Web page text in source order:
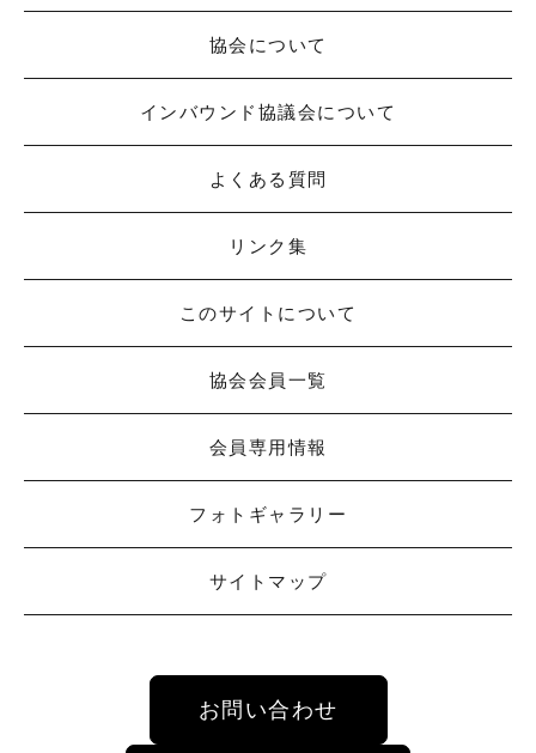
協会について
インバウンド協議会について
よくある質問
リンク集
このサイトについて
協会会員一覧
会員専用情報
フォトギャラリー
サイトマップ
お問い合わせ